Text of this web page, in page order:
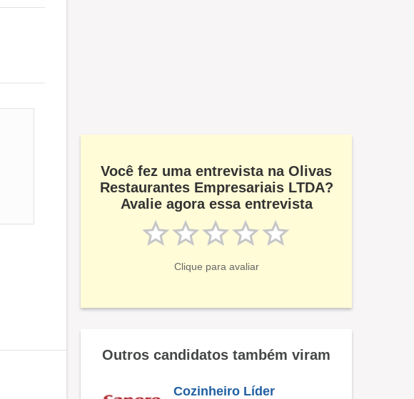
Você fez uma entrevista na Olivas
Restaurantes Empresariais LTDA?
Avalie agora essa entrevista
Clique para avaliar
Outros candidatos também viram
Cozinheiro Líder